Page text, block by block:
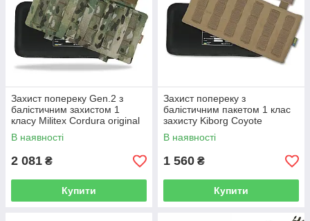
Захист попереку Gen.2 з
балістичним захистом 1
класу Militex Cordura original
USA Мультикам
В наявності
2 081 ₴
Купити
Захист попереку з
балістичним пакетом 1 клас
захисту Kiborg Coyote
В наявності
1 560 ₴
Купити